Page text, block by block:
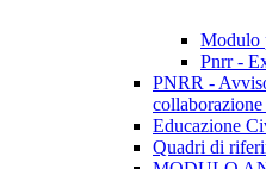
Modulo
Pnrr -
PNRR -
Educazione
Quadri di